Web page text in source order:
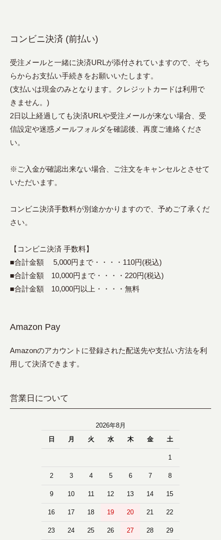
コンビニ決済 (前払い)
受注メールと一緒に決済URLが添付されていますので、そち
らからお支払い手続きをお願いいたします。
(支払いは現金のみとなります。クレジットカードは利用で
きません。)
2日以上経過しても決済URLや受注メールが来ない場合、受
信設定や迷惑メールフォルダを確認後、再度ご連絡くださ
い。
※ご入金が確認出来ない場合、ご注文をキャンセルとさせて
いただいます。
コンビニ決済手数料が別途かかりますので、予めご了承くだ
さい。
【コンビニ決済 手数料】
■合計金額 5,000円まで・・・・110円(税込)
■合計金額 10,000円まで・・・・220円(税込)
■合計金額 10,000円以上・・・・無料
Amazon Pay
Amazonのアカウントに登録された配送先や支払い方法を利
用して決済できます。
営業日について
2026年8月
日
月 火 水 木 金 土
1
2 3 4 5 6 7 8
9 10 11 12 13 14 15
16 17 18 19 20 21 22
23 24 25 26 27 28 29